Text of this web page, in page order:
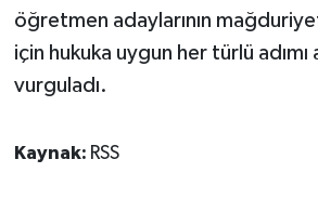
öğretmen adaylarının
için hukuka uygun her türlü adımı
vurguladı.
Kaynak: RSS